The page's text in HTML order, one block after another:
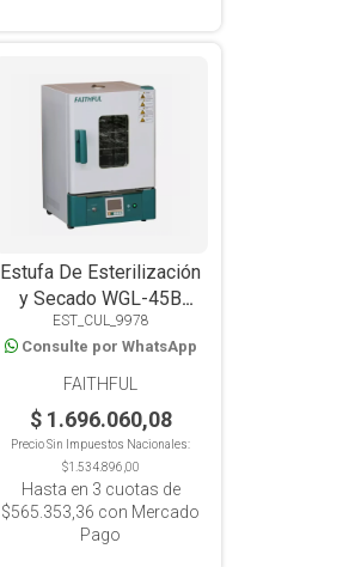
Estufa De Esterilización
y Secado WGL-45B
Digital Con circulación de
Aire Forzado
EST_CUL_9978
Consulte por WhatsApp
FAITHFUL
$ 1.696.060,08
Precio Sin Impuestos Nacionales:
$1.534.896,00
Hasta en 3 cuotas de
$565.353,36 con Mercado
Pago